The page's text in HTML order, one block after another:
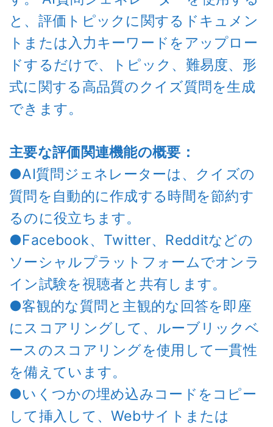
と、評価トピックに関するドキュメン
トまたは入力キーワードをアップロー
ドするだけで、トピック、難易度、形
式に関する高品質のクイズ質問を生成
できます。
主要な評価関連機能の概要：
●AI質問ジェネレーターは、クイズの
質問を自動的に作成する時間を節約す
るのに役立ちます。
●Facebook、Twitter、Redditなどの
ソーシャルプラットフォームでオンラ
イン試験を視聴者と共有します。
●客観的な質問と主観的な回答を即座
にスコアリングして、ルーブリックベ
ースのスコアリングを使用して一貫性
を備えています。
●いくつかの埋め込みコードをコピー
して挿入して、Webサイトまたは